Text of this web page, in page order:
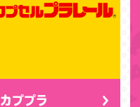
カププラ